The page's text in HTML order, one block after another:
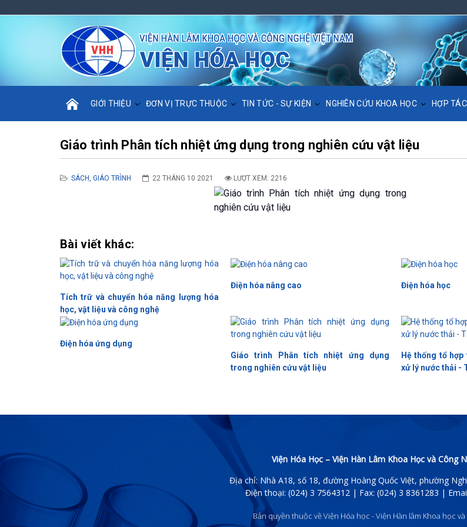
GIỚI THIỆU ĐƠN VỊ TRỰC THUỘC TIN TỨC - SỰ KIỆN NGHIÊN CỨU KHOA HỌC HỢP
Giáo trình Phân tích nhiệt ứng dụng trong nghiên cứu vật liệu
SÁCH, GIÁO TRÌNH 22 THÁNG 10 2021 LƯỢT XEM: 2216
Bài viết khác:
Tích trữ và chuyển hóa năng lượng hóa
học, vật liệu và công nghệ
Điện hóa nâng cao Điện hóa học
Điện hóa ứng dụng
Giáo trình Phân tích nhiệt ứng dụng
trong nghiên cứu vật liệu
Hệ thống tổ
xử lý nước thải -
Viện Hóa Học – Viện Hàn Lâm Khoa Học và Công
Địa chỉ: Nhà A18, số 18, đường Hoàng Quốc Việt, phường
Điện thoại: (024) 3 7564312 | Fax: (024) 3 8361283 |
Bản quyền thuộc về Viện Hóa học - Viện Hàn lâm Khoa học và